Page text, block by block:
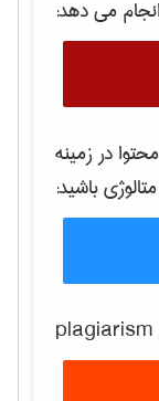
می دهد:
در زمینه
باشید: